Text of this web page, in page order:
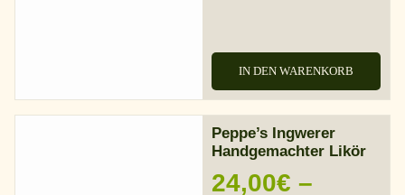
IN DEN WARENKORB
Peppe’s Ingwerer
Handgemachter Likör
24,00€ –